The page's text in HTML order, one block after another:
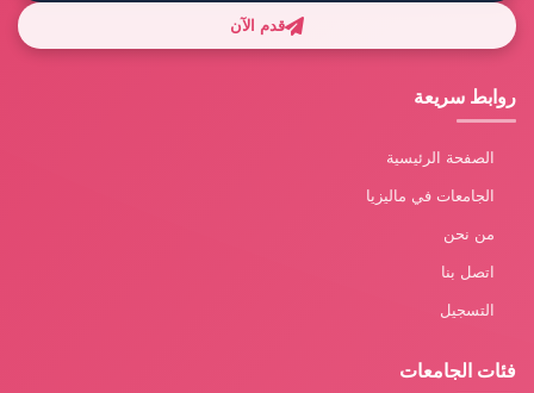
قدم الآن
روابط سريعة
الصفحة الرئيسية
الجامعات في ماليزيا
من نحن
اتصل بنا
التسجيل
فئات الجامعات